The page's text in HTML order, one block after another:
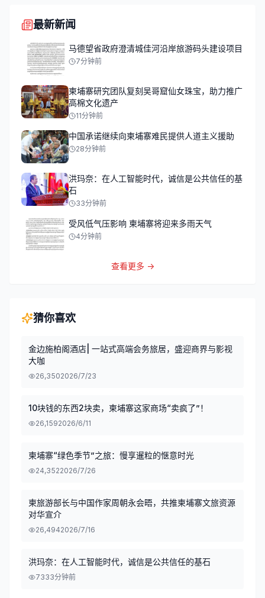
最新新闻
马德望省政府澄清城佳河沿岸旅游码头建设项目
7分钟前
柬埔寨研究团队复刻吴哥窟仙女珠宝，助力推广
高棉文化遗产
11分钟前
中国承诺继续向柬埔寨难民提供人道主义援助
28分钟前
洪玛奈：在人工智能时代，诚信是公共信任的基
石
33分钟前
受风低气压影响 柬埔寨将迎来多雨天气
4分钟前
查看更多 →
猜你喜欢
金边施柏阁酒店| 一站式高端会务旅居，盛迎商界与影视
大咖
26,3502026/7/23
10块钱的东西2块卖，柬埔寨这家商场“卖疯了”！
26,1592026/6/11
柬埔寨“绿色季节”之旅：慢享暹粒的惬意时光
24,3522026/7/26
柬旅游部长与中国作家周朝永会晤，共推柬埔寨文旅资源
对华宣介
26,4942026/7/16
洪玛奈：在人工智能时代，诚信是公共信任的基石
7333分钟前